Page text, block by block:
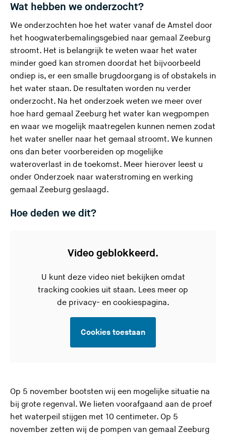
Wat hebben we onderzocht?
We onderzochten hoe het water vanaf de Amstel door
het hoogwaterbemalingsgebied naar gemaal Zeeburg
stroomt. Het is belangrijk te weten waar het water
minder goed kan stromen doordat het bijvoorbeeld
ondiep is, er een smalle brugdoorgang is of obstakels in
het water staan. De resultaten worden nu verder
onderzocht. Na het onderzoek weten we meer over
hoe hard gemaal Zeeburg het water kan wegpompen
en waar we mogelijk maatregelen kunnen nemen zodat
het water sneller naar het gemaal stroomt. We kunnen
ons dan beter voorbereiden op mogelijke
wateroverlast in de toekomst. Meer hierover leest u
onder Onderzoek naar waterstroming en werking
gemaal Zeeburg geslaagd.
Hoe deden we dit?
Video geblokkeerd.
U kunt deze video niet bekijken omdat
tracking cookies uit staan. Lees meer op
de privacy- en cookiespagina.
Cookies toestaan
Op 5 november bootsten wij een mogelijke situatie na
bij grote regenval. We lieten voorafgaand aan de proef
het waterpeil stijgen met 10 centimeter. Op 5
november zetten wij de pompen van gemaal Zeeburg